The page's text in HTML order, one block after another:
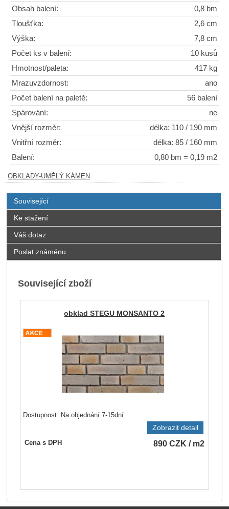
Obsah balení:
0,8 bm
Tloušťka:
2,6 cm
Výška:
7,8 cm
Počet ks v balení:
10 kusů
Hmotnost/paleta:
417 kg
Mrazuvzdornost:
ano
Počet balení na paletě:
56 balení
Spárování:
ne
Vnější rozměr:
délka: 110 / 190 mm
Vnitřní rozměr:
délka: 85 / 160 mm
Balení:
0,80 bm = 0,19 m2
OBKLADY-UMĚLÝ KÁMEN
Související
Ke stažení
Váš dotaz
Poslat známénu
Související zboží
obklad STEGU MONSANTO 2
Dostupnost: Na objednání 7-15dní
Zobrazit detail
Cena s DPH 890 CZK / m2